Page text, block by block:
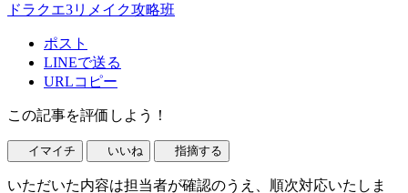
ドラクエ3リメイク攻略班
ポスト
LINEで送る
URLコピー
この記事を評価しよう！
イマイチ いいね 指摘する
いただいた内容は担当者が確認のうえ、順次対応いたしま